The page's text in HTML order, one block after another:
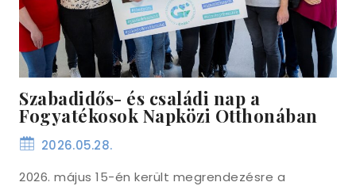
Szabadidős- és családi nap a
Fogyatékosok Napközi Otthonában
2026.05.28.
2026. május 15-én került megrendezésre a